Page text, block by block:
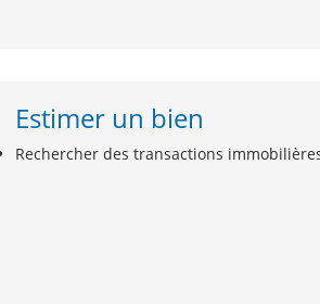
Estimer un bien
Rechercher des transactions